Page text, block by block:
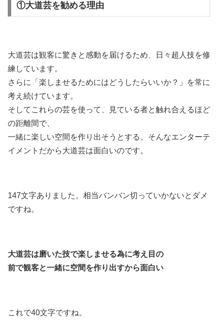
①大道芸を勧める理由
大道芸は観客に驚きと感動を届けるため、日々超人技を修
練しています。
さらに「楽しませるためにはどうしたらいいか？」を常に
考え続けています。
そしてこれらの芸を使って、見ている者と触れ合えるほど
の距離間で、
一緒に楽しい空間を作り出そうとする。そんなエンターテ
イメントだから大道芸は面白いのです。
147文字ありました。相当バンバン切っていかないとダメ
ですね。
大道芸は磨いた技で楽しませる為に考え目の
前で観客と一緒に空間を作り出すから面白い
これで40文字ですね。